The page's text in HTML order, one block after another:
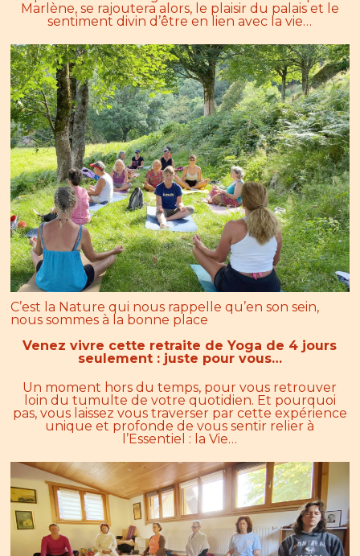
Marlène, se rajoutera alors, le plaisir du palais et le
sentiment divin d’être en lien avec la vie…
C’est la Nature qui nous rappelle qu’en son sein,
nous sommes à la bonne place
Venez vivre cette retraite de Yoga de 4 jours
seulement : juste pour vous…
Un moment hors du temps, pour vous retrouver
loin du tumulte de votre quotidien. Et pourquoi
pas, vous laissez vous traverser par cette expérience
unique et profonde de vous sentir relier à
l’Essentiel : la Vie…